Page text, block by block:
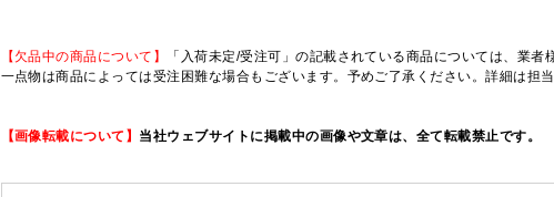
【欠品中の商品について】
「入荷未定/受注可」の記載されている商品については、業
一点物は商品によっては受注困難な場合もございます。予めご了承ください。詳細は担
【画像転載について】 当社ウェブサイトに掲載中の画像や文章は、全て転載禁止です。